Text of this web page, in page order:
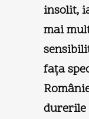
insolit,
mai
faţa